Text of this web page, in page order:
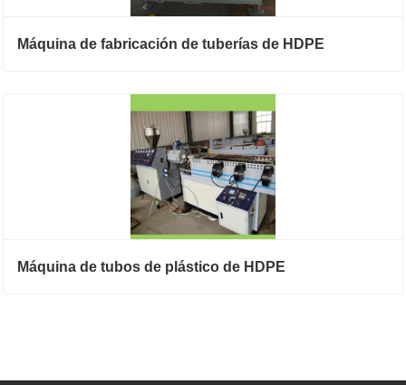
Máquina de fabricación de tuberías de HDPE
Máquina de tubos de plástico de HDPE